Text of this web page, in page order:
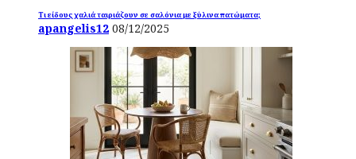
Τι είδους χαλιά ταιριάζουν σε σαλόνια με ξύλινα πατώματα;
apangelis12 08/12/2025